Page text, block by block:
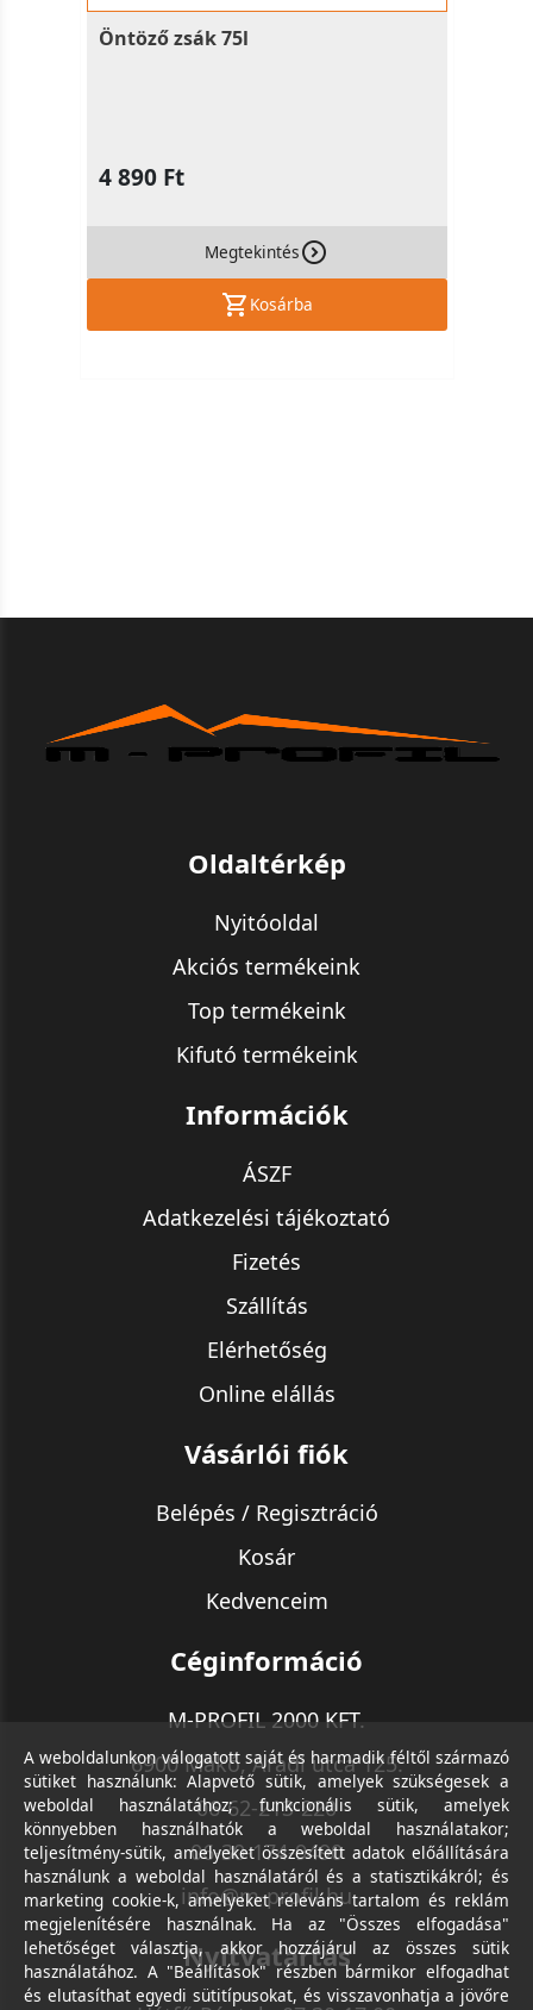
Öntöző zsák 75l
4 890 Ft
Megtekintés
Kosárba
Oldaltérkép
Nyitóoldal
Akciós termékeink
Top termékeink
Kifutó termékeink
Információk
ÁSZF
Adatkezelési tájékoztató
Fizetés
Szállítás
Elérhetőség
Online elállás
Vásárlói fiók
Belépés / Regisztráció
Kosár
Kedvenceim
Céginformáció
M-PROFIL 2000 KFT.
6900 Makó, Aradi utca 125.
06-62-213-220
06-30-174-9490
info@m-profil.hu
Nyitvatartás
A weboldalunkon válogatott saját és harmadik féltől származó
sütiket használunk: Alapvető sütik, amelyek szükségesek a
weboldal használatához; funkcionális sütik, amelyek
könnyebben használhatók a weboldal használatakor;
teljesítmény-sütik, amelyeket összesített adatok előállítására
használunk a weboldal használatáról és a statisztikákról; és
marketing cookie-k, amelyeket releváns tartalom és reklám
megjelenítésére használnak. Ha az "Összes elfogadása"
lehetőséget választja, akkor hozzájárul az összes sütik
használatához. A "Beállítások" részben bármikor elfogadhat
és elutasíthat egyedi sütitípusokat, és visszavonhatja a jövőre